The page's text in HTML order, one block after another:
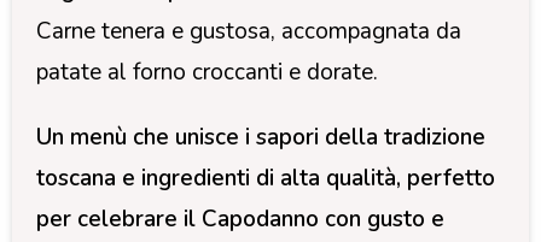
Carne tenera e gustosa, accompagnata da
patate al forno croccanti e dorate.
Un menù che unisce i sapori della tradizione
toscana e ingredienti di alta qualità, perfetto
per celebrare il Capodanno con gusto e